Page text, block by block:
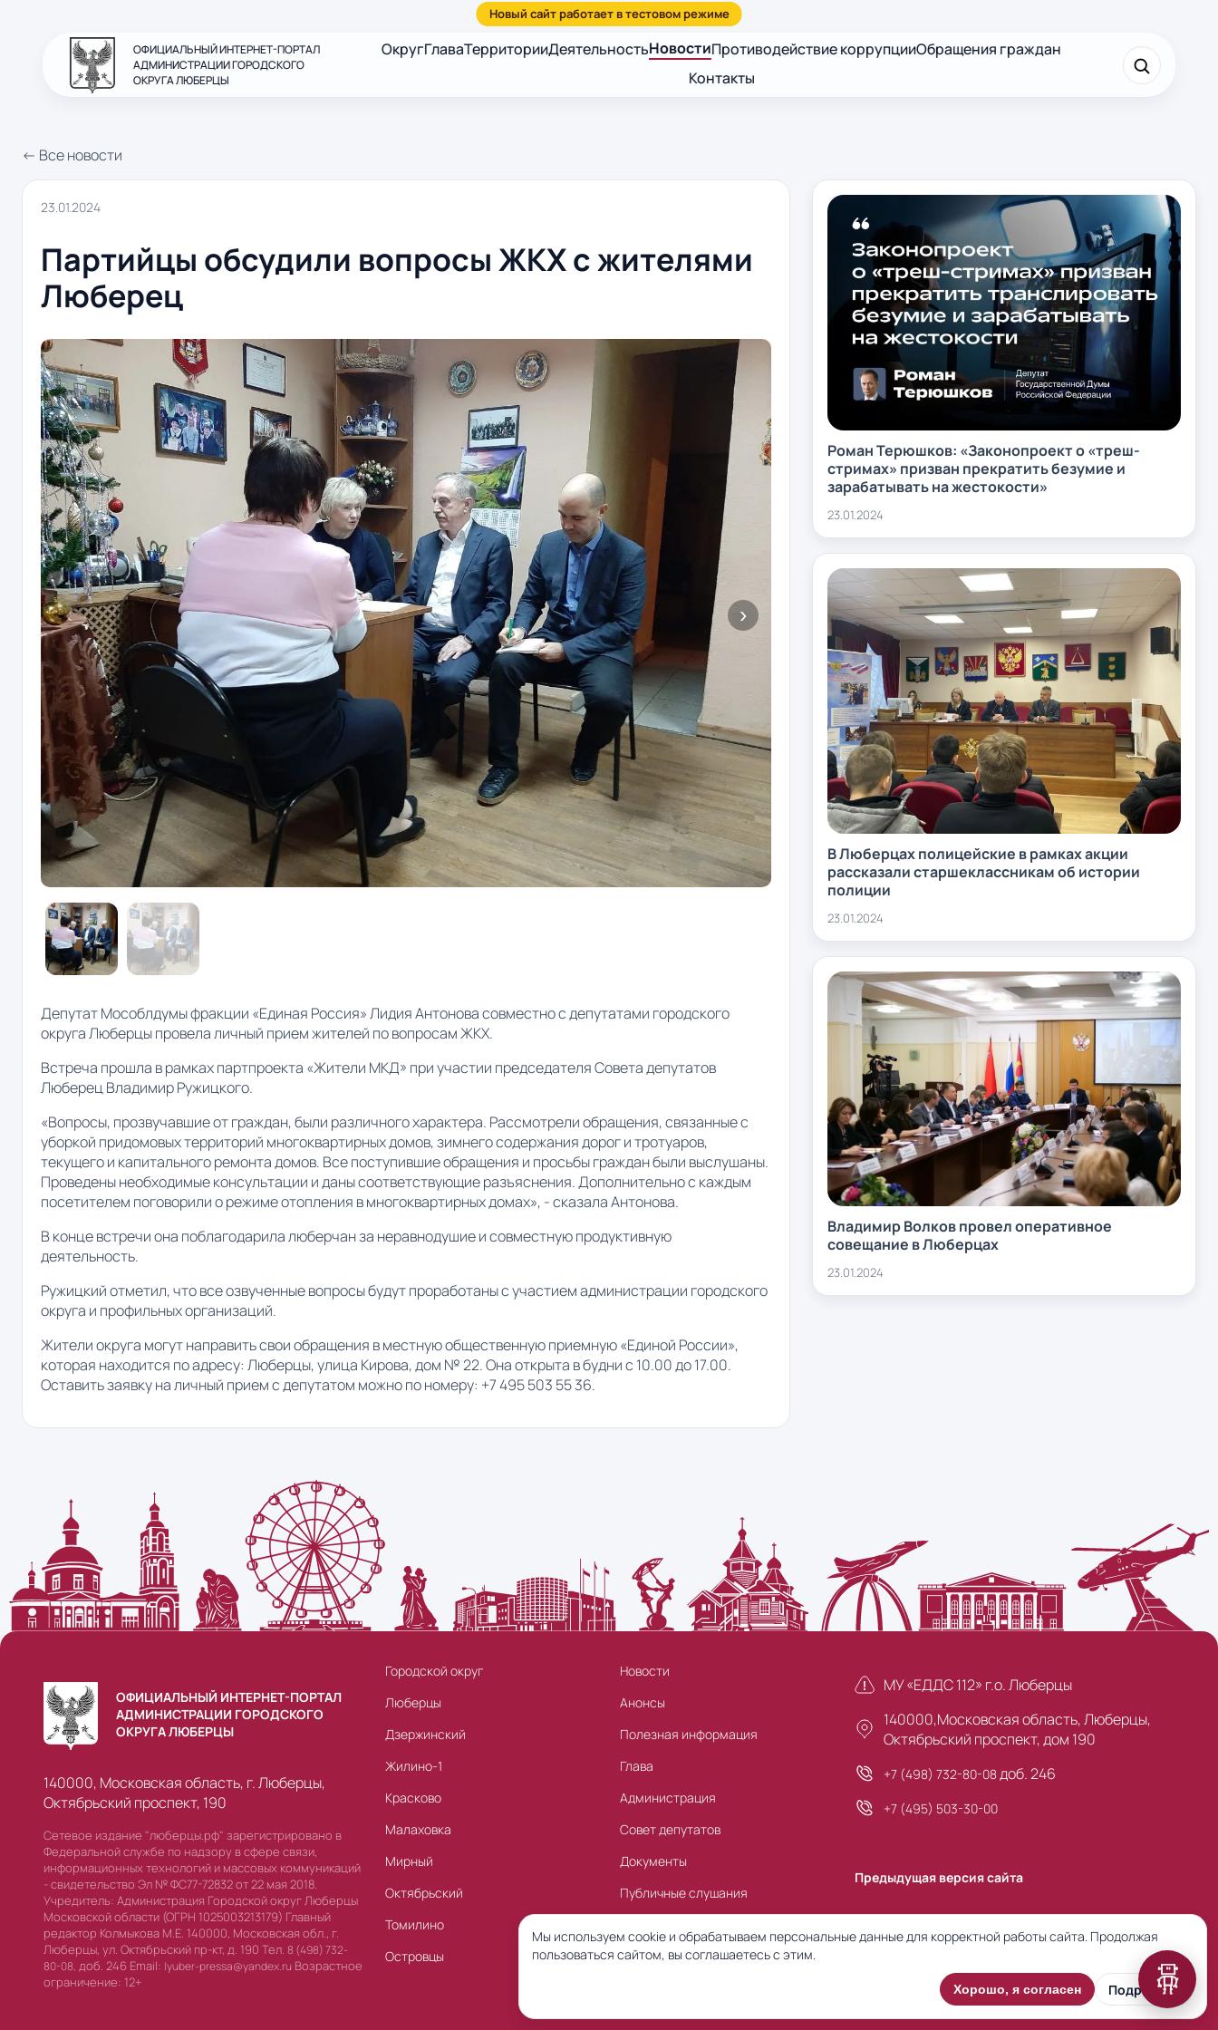
ОФИЦИАЛЬНЫЙ ИНТЕРНЕТ-ПОРТАЛ
АДМИНИСТРАЦИИ ГОРОДСКОГО
ОКРУГА ЛЮБЕРЦЫ
ОкругГлаваТерриторииДеятельностьНовостиПротиводействие коррупцииОбращения граждан
Контакты
← Все новости
23.01.2024
Партийцы обсудили вопросы ЖКХ с жителями
Люберец
Депутат Мособлдумы фракции «Единая Россия» Лидия Антонова совместно с депутатами городского
округа Люберцы провела личный прием жителей по вопросам ЖКХ.
Встреча прошла в рамках партпроекта «Жители МКД» при участии председателя Совета депутатов
Люберец Владимир Ружицкого.
«Вопросы, прозвучавшие от граждан, были различного характера. Рассмотрели обращения, связанные с
уборкой придомовых территорий многоквартирных домов, зимнего содержания дорог и тротуаров,
текущего и капитального ремонта домов. Все поступившие обращения и просьбы граждан были выслушаны.
Проведены необходимые консультации и даны соответствующие разъяснения. Дополнительно с каждым
посетителем поговорили о режиме отопления в многоквартирных домах», - сказала Антонова.
В конце встречи она поблагодарила люберчан за неравнодушие и совместную продуктивную
деятельность.
Ружицкий отметил, что все озвученные вопросы будут проработаны с участием администрации городского
округа и профильных организаций.
Жители округа могут направить свои обращения в местную общественную приемную «Единой России»,
которая находится по адресу: Люберцы, улица Кирова, дом № 22. Она открыта в будни с 10.00 до 17.00.
Оставить заявку на личный прием с депутатом можно по номеру: +7 495 503 55 36.
Роман Терюшков: «Законопроект о «треш-
стримах» призван прекратить безумие и
зарабатывать на жестокости»
23.01.2024
В Люберцах полицейские в рамках акции
рассказали старшеклассникам об истории
полиции
23.01.2024
Владимир Волков провел оперативное
совещание в Люберцах
23.01.2024
ОФИЦИАЛЬНЫЙ ИНТЕРНЕТ-ПОРТАЛ
АДМИНИСТРАЦИИ ГОРОДСКОГО
ОКРУГА ЛЮБЕРЦЫ
140000, Московская область, г. Люберцы,
Октябрьский проспект, 190
Сетевое издание "люберцы.рф" зарегистрировано в
Федеральной службе по надзору в сфере связи,
информационных технологий и массовых коммуникаций
- свидетельство Эл № ФС77-72832 от 22 мая 2018.
Учредитель: Администрация Городской округ Люберцы
Московской области (ОГРН 1025003213179) Главный
редактор Колмыкова М.Е. 140000, Московская обл., г.
Люберцы, ул. Октябрьский пр-кт, д. 190 Тел. 8 (498) 732-
80-08, доб. 246 Email: lyuber-pressa@yandex.ru Возрастное
ограничение: 12+
Городской округ
Люберцы
Дзержинский
Жилино-1
Красково
Малаховка
Мирный
Октябрьский
Томилино
Островцы
Новости
Анонсы
Полезная информация
Глава
Администрация
Совет депутатов
Документы
Публичные слушания
МУ «ЕДДС 112» г.о. Люберцы
140000,Московская область, Люберцы,
Октябрьский проспект, дом 190
+7 (498) 732-80-08 доб. 246
+7 (495) 503-30-00
Предыдущая версия сайта
Мы используем cookie и обрабатываем персональные данные для корректной работы сайта. Продолжая
пользоваться сайтом, вы соглашаетесь с этим.
Хорошо, я согласен Подробнее